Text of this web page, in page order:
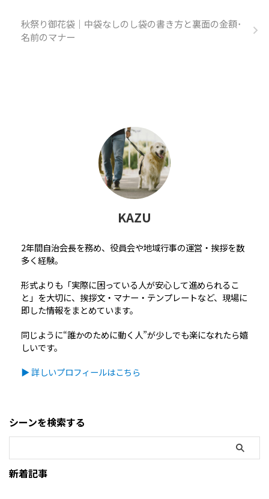
秋祭り御花袋｜中袋なしのし袋の書き方と裏面の金額･
名前のマナー
KAZU
2年間自治会長を務め、役員会や地域行事の運営・挨拶を数
多く経験。
形式よりも「実際に困っている人が安心して進められるこ
と」を大切に、挨拶文・マナー・テンプレートなど、現場に
即した情報をまとめています。
同じように“誰かのために動く人”が少しでも楽になれたら嬉
しいです。
▶ 詳しいプロフィールはこちら
シーンを検索する
新着記事